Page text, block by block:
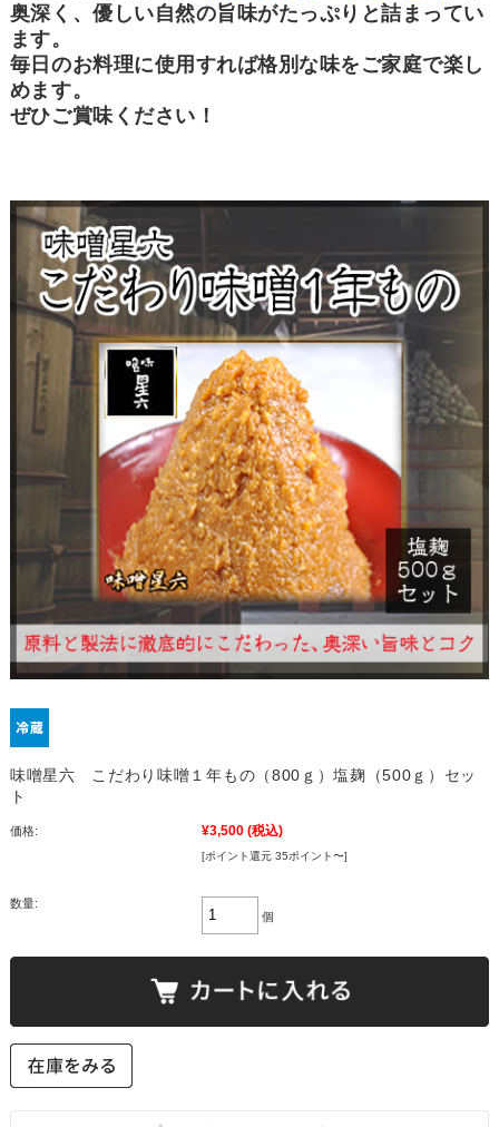
奥深く、優しい自然の旨味がたっぷりと詰まってい
ます。
毎日のお料理に使用すれば格別な味をご家庭で楽し
めます。
ぜひご賞味ください！
味噌星六 こだわり味噌１年もの（800ｇ）塩麹（500ｇ）セッ
ト
価格: ¥3,500 (税込)
[ポイント還元 35ポイント〜]
数量:
個